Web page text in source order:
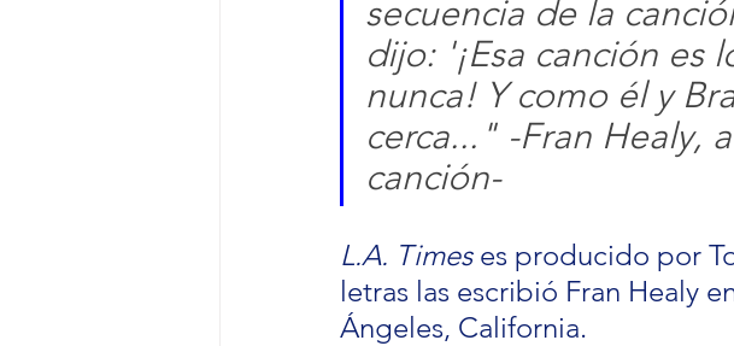
secuencia de la
dijo: '¡Esa canción es
nunca! Y como él y
cerca..." -Fran Healy,
canción-
L.A. Times es producido por
letras las escribió Fran Healy
Ángeles, California.